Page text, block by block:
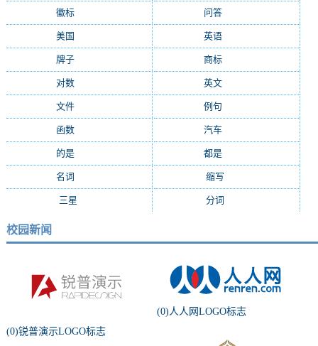
徽标 问答(4756)
美国 英语(2362)
牌子 商标(2139)
对数 英文(2103)
文件 例句
函数 汽车(1162)
的是 都是(1077)
名词 缩写
三星 分词
校园新闻
(0)锐普演示LOGO标志
(0)人人网LOGO标志